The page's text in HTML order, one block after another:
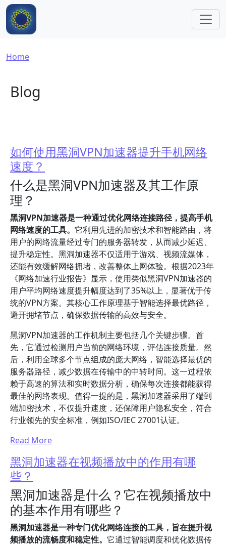
Skip to main content
Breadcrumb
Home
Blog
如何使用黑洞VPN加速器提升手机网络
速度？
什么是黑洞VPN加速器及其工作原
理？
黑洞VPN加速器是一种通过优化网络连接路径，提高手机
网络速度的工具。 它利用先进的加密技术和智能路由，将
用户的网络流量经过专门的服务器转发，从而减少延迟、
提升稳定性。黑洞加速器不仅适用于游戏、视频流媒体，
还能有效缓解网络拥堵，改善整体上网体验。根据2023年
《网络加速行业报告》显示，使用类似黑洞VPN加速器的
用户平均网络速度提升幅度达到了35%以上，显著优于传
统的VPN方案。其核心工作原理基于智能选择最优路径，
避开拥堵节点，确保数据传输的高效与安全。
黑洞VPN加速器的工作机制主要包括几个关键步骤。首
先，它通过检测用户当前的网络环境，评估连接质量。然
后，利用全球多个节点组成的庞大网络，智能选择最优的
服务器路径，减少数据在传输中的中转时间。这一过程依
赖于高速的算法和实时数据分析，确保每次连接都能获得
最佳的网络表现。值得一提的是，黑洞加速器采用了端到
端加密技术，不仅提升速度，还保障用户隐私安全，符合
行业领先的安全标准，例如ISO/IEC 27001认证。
Read More
黑洞加速器在视频播放中的作用有哪
些？
黑洞加速器是什么？它在视频播放中
的基本作用有哪些？
黑洞加速器是一种专门优化网络连接的工具，旨在提升视
频播放的流畅度和稳定性。 它通过智能调度和优化数据传